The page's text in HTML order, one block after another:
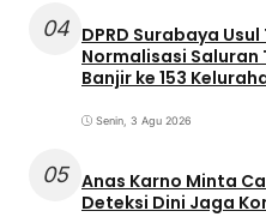
04 DPRD Surabaya
Normalisasi Saluran
Banjir ke 153
Senin, 3 Agu 2026
05 Anas Karno Minta
Deteksi Dini Jaga